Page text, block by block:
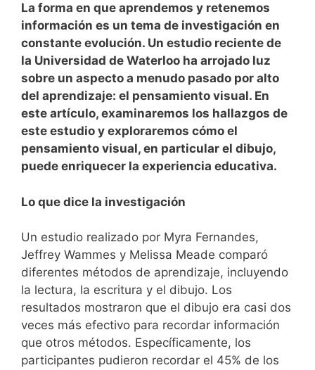
La forma en que aprendemos y retenemos
información es un tema de investigación en
constante evolución. Un estudio reciente de
la Universidad de Waterloo ha arrojado luz
sobre un aspecto a menudo pasado por alto
del aprendizaje: el pensamiento visual. En
este artículo, examinaremos los hallazgos de
este estudio y exploraremos cómo el
pensamiento visual, en particular el dibujo,
puede enriquecer la experiencia educativa.
Lo que dice la investigación
Un estudio realizado por Myra Fernandes,
Jeffrey Wammes y Melissa Meade comparó
diferentes métodos de aprendizaje, incluyendo
la lectura, la escritura y el dibujo. Los
resultados mostraron que el dibujo era casi dos
veces más efectivo para recordar información
que otros métodos. Específicamente, los
participantes pudieron recordar el 45% de los